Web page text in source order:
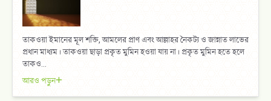
তাকওয়া ইমানের মূল শক্তি, আমলের প্রাণ এবং আল্লাহর নৈকট্য ও জান্নাত লাভের
প্রধান মাধ্যম। তাকওয়া ছাড়া প্রকৃত মুমিন হওয়া যায় না। প্রকৃত মুমিন হতে হলে
তাকও...
আরও পড়ুন